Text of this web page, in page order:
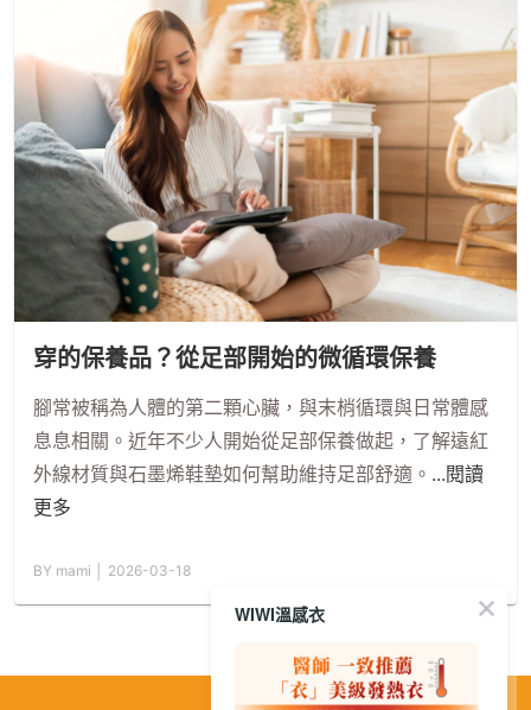
穿的保養品？從足部開始的微循環保養
腳常被稱為人體的第二顆心臟，與末梢循環與日常體感
息息相關。近年不少人開始從足部保養做起，了解遠紅
外線材質與石墨烯鞋墊如何幫助維持足部舒適。 ...閱讀
更多
BY mami │ 2026-03-18
WIWI溫感衣